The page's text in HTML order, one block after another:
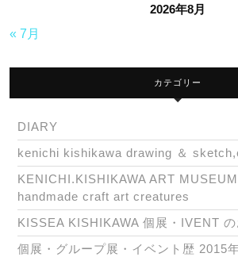
2026年8月
« 7月
カテゴリー
DIARY
kenichi kishikawa drawing ＆
KENICHI.KISHIKAWA ART
handmade craft art creatures
KISSEA KISHIKAWA 個展・IVENT
個展・グループ展・イベント歴 2015